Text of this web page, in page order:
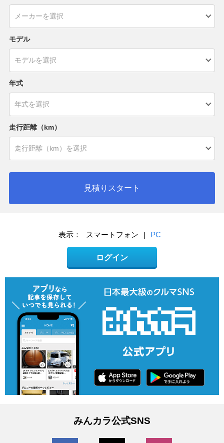
モデル
年式
走行距離（km）
見積りスタート
表示： スマートフォン | PC
ログイン
みんカラ公式SNS